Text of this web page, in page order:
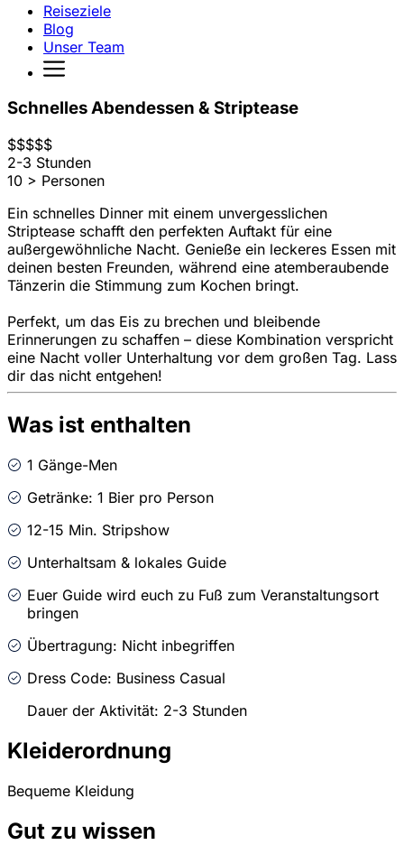
Reiseziele
Blog
Unser Team
Schnelles Abendessen & Striptease
$$$$$
2-3 Stunden
10 > Personen
Ein schnelles Dinner mit einem unvergesslichen
Striptease schafft den perfekten Auftakt für eine
außergewöhnliche Nacht. Genieße ein leckeres Essen mit
deinen besten Freunden, während eine atemberaubende
Tänzerin die Stimmung zum Kochen bringt.
Perfekt, um das Eis zu brechen und bleibende
Erinnerungen zu schaffen – diese Kombination verspricht
eine Nacht voller Unterhaltung vor dem großen Tag. Lass
dir das nicht entgehen!
Was ist enthalten
1 Gänge-Men
Getränke: 1 Bier pro Person
12-15 Min. Stripshow
Unterhaltsam & lokales Guide
Euer Guide wird euch zu Fuß zum Veranstaltungsort
bringen
Übertragung: Nicht inbegriffen
Dress Code: Business Casual
Dauer der Aktivität: 2-3 Stunden
Kleiderordnung
Bequeme Kleidung
Gut zu wissen